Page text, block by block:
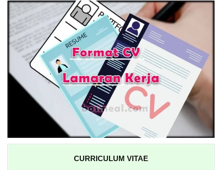
CURRICULUM VITAE